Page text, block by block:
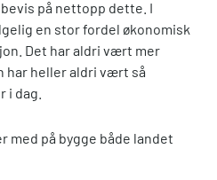
på nettopp dette. I
en stor fordel økonomisk
Det har aldri vært mer
har heller aldri vært så
i dag.
med på bygge både landet